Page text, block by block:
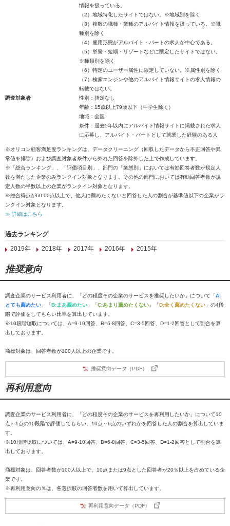
情報を扱っている。
（2）地域特化したサイトではない。※地域別を除く
（3）複数の職種・業種のアルバイト情報を扱っている。※職
種別を除く
（4）雇用形態がアルバイト・パートの求人が中心である。
（5）単発・短期・リゾートなどに限定したサイトではない。
※種類別を除く
（6）特定のユーザー属性に限定していない。※属性別を除く
（7）検索エンジンや他のアルバイト情報サイトの求人情報の
転載ではない。
調査対象者
性別：指定なし
年齢：15歳以上79歳以下（中学生除く）
地域：全国
条件：過去5年以内にアルバイト情報サイトに掲載された求人
に応募し、アルバイト・パートとして就業した経験のある人
※オリコン顧客満足度ランキングは、データクリーニング（回収したデータから不正回答や異
常値を排除）および調査対象者条件から外れた回答を除外した上で作成しています。
※「総合ランキング」、「評価項目別」、部門の「業態別」においては有効回答者数が規定人
数を満たした企業のみランクイン対象となります。その他の部門においては有効回答者数が規
定人数の半数以上の企業がランクイン対象となります。
※総合得点が60.00点以上で、他人に薦めたくないと回答した人の割合が基準値以下の企業がラ
ンクイン対象となります。
≫ 詳細はこちら
過去ランキング
2019年
2018年 2017年 2016年 2015年
推奨意向
調査企業のサービス利用者に、「どの程度その企業のサービスを推奨したいか」について「A:
とても薦めたい 」「B:まあ薦めたい 」「C:あまり薦めたくない 」「D:全く薦めたくない 」の4段
階で評価をしてもらい比率を算出しています。
※10段階聴取については、A=9-10回答、B=6-8回答、C=3-5回答、D=1-2回答として割合を算
出しております。
商標対象は、回答者数が100人以上の企業です。
推奨意向データ（PDF）
再利用意向
調査企業のサービス利用者に、「どの程度その企業のサービスを再利用したいか」について10
点～1点の10段階で評価してもらい、10点～6点のいずれかを回答した人の割合を算出していま
す。
※10段階聴取については、A=9-10回答、B=6-8回答、C=3-5回答、D=1-2回答として割合を算
出しております。
商標対象は、回答者数が100人以上で、10点または9点とした回答者が20％以上を占めている企
業です。
※再利用意向の％は、各選択肢の回答者数を用いて算出しています。
再利用意向データ（PDF）